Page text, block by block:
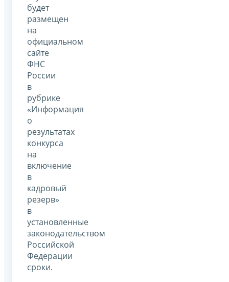
будет
размещен
на
официальном
сайте
ФНС
России
в
рубрике
«Информация
о
результатах
конкурса
на
включение
в
кадровый
резерв»
в
установленные
законодательством
Российской
Федерации
сроки.